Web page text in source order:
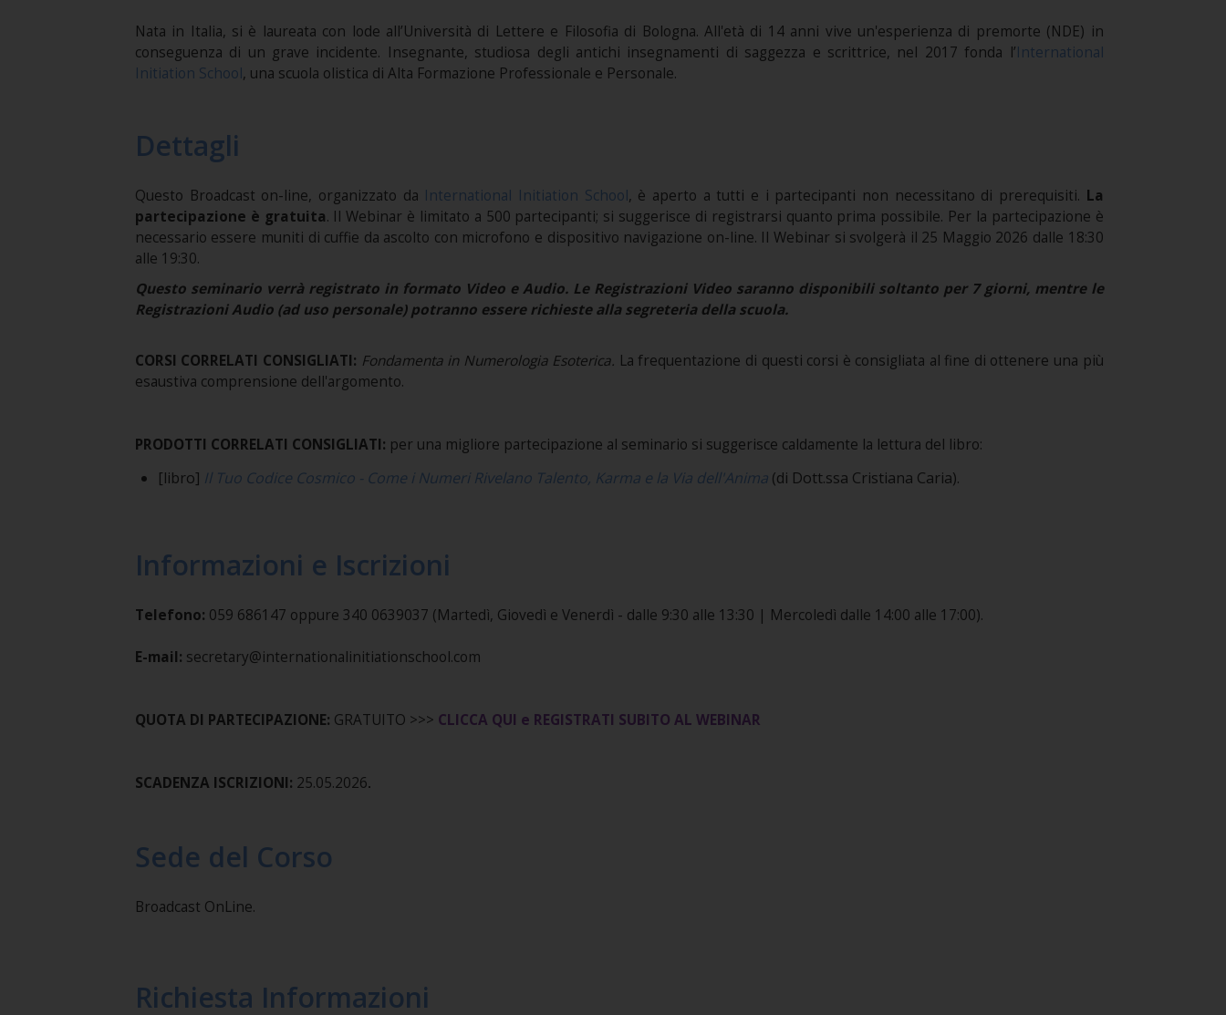
Nata in Italia, si è laureata con lode all’Università di Lettere e Filosofia di Bologna. All'età di 14 anni vive un'esperienza di premorte (NDE) in
conseguenza di un grave incidente. Insegnante, studiosa degli antichi insegnamenti di saggezza e scrittrice, nel 2017 fonda l’International
Initiation School, una scuola olistica di Alta Formazione Professionale e Personale.
Dettagli
Questo Broadcast on-line, organizzato da International Initiation School, è aperto a tutti e i partecipanti non necessitano di prerequisiti. La
partecipazione è gratuita. Il Webinar è limitato a 500 partecipanti; si suggerisce di registrarsi quanto prima possibile. Per la partecipazione è
necessario essere muniti di cuffie da ascolto con microfono e dispositivo navigazione on-line. Il Webinar si svolgerà il 25 Maggio 2026 dalle 18:30
alle 19:30.
Questo seminario verrà registrato in formato Video e Audio. Le Registrazioni Video saranno disponibili soltanto per 7 giorni, mentre le
Registrazioni Audio (ad uso personale) potranno essere richieste alla segreteria della scuola.
CORSI CORRELATI CONSIGLIATI: Fondamenta in Numerologia Esoterica. La frequentazione di questi corsi è consigliata al fine di ottenere una più
esaustiva comprensione dell'argomento.
PRODOTTI CORRELATI CONSIGLIATI: per una migliore partecipazione al seminario si suggerisce caldamente la lettura del libro:
[libro] Il Tuo Codice Cosmico - Come i Numeri Rivelano Talento, Karma e la Via dell'Anima (di Dott.ssa Cristiana Caria).
Informazioni e Iscrizioni
Telefono: 059 686147 oppure 340 0639037 (Martedì, Giovedì e Venerdì - dalle 9:30 alle 13:30 | Mercoledì dalle 14:00 alle 17:00).
E-mail: secretary@internationalinitiationschool.com
QUOTA DI PARTECIPAZIONE: GRATUITO >>> CLICCA QUI e REGISTRATI SUBITO AL WEBINAR
SCADENZA ISCRIZIONI: 25.05.2026.
Sede del Corso
Broadcast OnLine.
Richiesta Informazioni